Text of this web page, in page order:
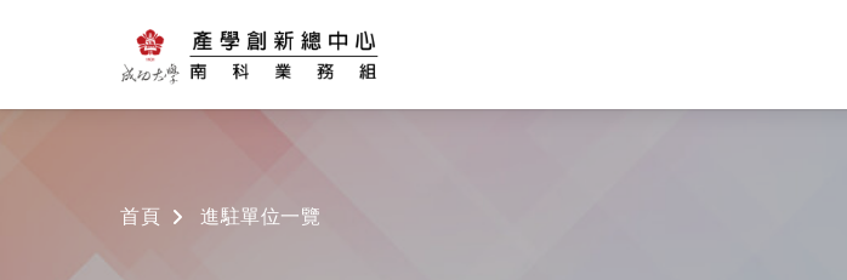
首頁 進駐單位一覽